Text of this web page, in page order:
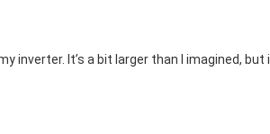
inverter. It’s a bit larger than I imagined,